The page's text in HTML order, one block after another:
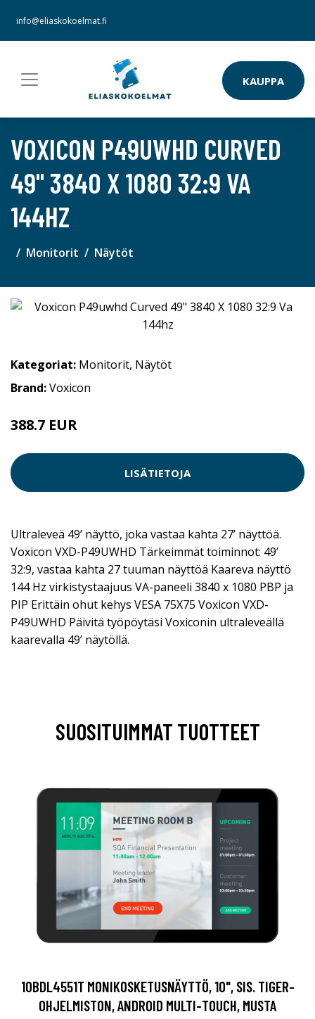
info@eliaskokoelmat.fi
KAUPPA
VOXICON P49UWHD CURVED
49" 3840 X 1080 32:9 VA
144HZ
Monitorit Näytöt
Kategoriat: Monitorit, Näytöt
Brand:Voxicon
388.7 EUR
LISÄTIETOJA
Ultraleveä 49’ näyttö, joka vastaa kahta 27’ näyttöä.
Voxicon VXD-P49UWHD Tärkeimmät toiminnot: 49’
32:9, vastaa kahta 27 tuuman näyttöä Kaareva näyttö
144 Hz virkistystaajuus VA-paneeli 3840 x 1080 PBP ja
PIP Erittäin ohut kehys VESA 75X75 Voxicon VXD-
P49UWHD Päivitä työpöytäsi Voxiconin ultraleveällä
kaarevalla 49’ näytöllä.
SUOSITUIMMAT TUOTTEET
10BDL4551T MONIKOSKETUSNÄYTTÖ, 10", SIS. TIGER-
OHJELMISTON, ANDROID MULTI-TOUCH, MUSTA